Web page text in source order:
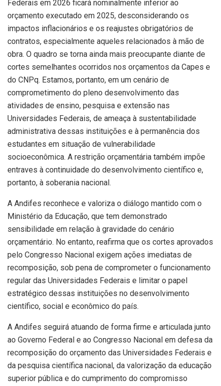
Federais em 2026 ficará nominalmente inferior ao
orçamento executado em 2025, desconsiderando os
impactos inflacionários e os reajustes obrigatórios de
contratos, especialmente aqueles relacionados à mão de
obra. O quadro se torna ainda mais preocupante diante de
cortes semelhantes ocorridos nos orçamentos da Capes e
do CNPq. Estamos, portanto, em um cenário de
comprometimento do pleno desenvolvimento das
atividades de ensino, pesquisa e extensão nas
Universidades Federais, de ameaça à sustentabilidade
administrativa dessas instituições e à permanência dos
estudantes em situação de vulnerabilidade
socioeconômica. A restrição orçamentária também impõe
entraves à continuidade do desenvolvimento científico e,
portanto, à soberania nacional.
A Andifes reconhece e valoriza o diálogo mantido com o
Ministério da Educação, que tem demonstrado
sensibilidade em relação à gravidade do cenário
orçamentário. No entanto, reafirma que os cortes aprovados
pelo Congresso Nacional exigem ações imediatas de
recomposição, sob pena de comprometer o funcionamento
regular das Universidades Federais e limitar o papel
estratégico dessas instituições no desenvolvimento
científico, social e econômico do país.
A Andifes seguirá atuando de forma firme e articulada junto
ao Governo Federal e ao Congresso Nacional em defesa da
recomposição do orçamento das Universidades Federais e
da pesquisa científica nacional, da valorização da educação
superior pública e do cumprimento do compromisso